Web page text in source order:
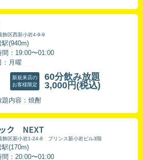
飾区西新小岩4-9-9
駅(940m)
間：19:00〜01:00
：月曜
新規来店の
お客様限定
60分飲み放題
3,000円 (税込)
題内容：焼酎
ク NEXT
飾区新小岩1-24-8 プリンス新小岩ビル3階
駅(170m)
間：20:00〜01:00